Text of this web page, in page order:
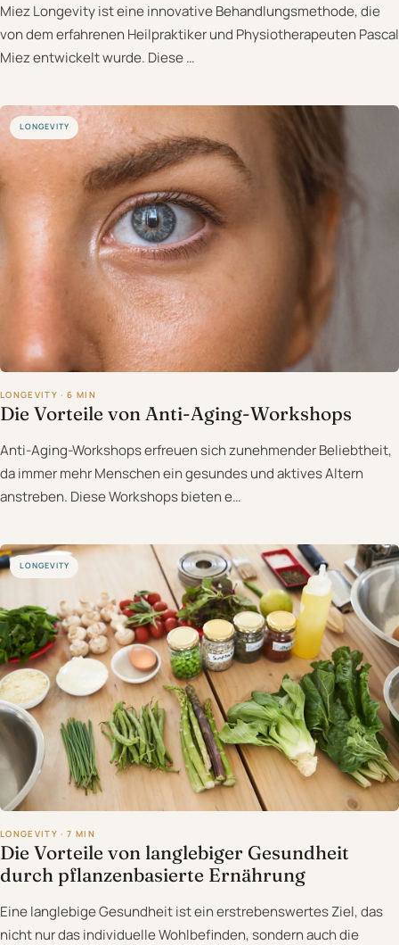
Miez Longevity ist eine innovative Behandlungsmethode, die
von dem erfahrenen Heilpraktiker und Physiotherapeuten Pascal
Miez entwickelt wurde. Diese …
LONGEVITY
LONGEVITY · 6 MIN
Die Vorteile von Anti-Aging-Workshops
Anti-Aging-Workshops erfreuen sich zunehmender Beliebtheit,
da immer mehr Menschen ein gesundes und aktives Altern
anstreben. Diese Workshops bieten e…
LONGEVITY
LONGEVITY · 7 MIN
Die Vorteile von langlebiger Gesundheit
durch pflanzenbasierte Ernährung
Eine langlebige Gesundheit ist ein erstrebenswertes Ziel, das
nicht nur das individuelle Wohlbefinden, sondern auch die